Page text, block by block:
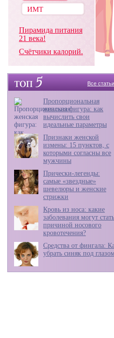
Пирамида питания
21 века!
Счётчики калорий.
Все статьи
Пропорциональная
женская фигура: как
вычислить свои
идеальные параметры
Признаки женской
измены: 15 пунктов, с
которыми согласны все
мужчины
Прически-легенды:
самые «звездные»
шевелюры и женские
стрижки
Кровь из носа: какие
заболевания могут стать
причиной носового
кровотечения?
Средства от фингала:
убрать синяк под